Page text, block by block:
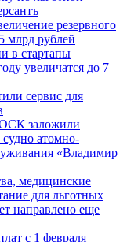
резервного
млрд рублей
в стартапы
увеличатся до 7
сервис для
ОСК заложили
атомно-
«Владимир
медицинские
для льготных
направлено еще
с 1 февраля